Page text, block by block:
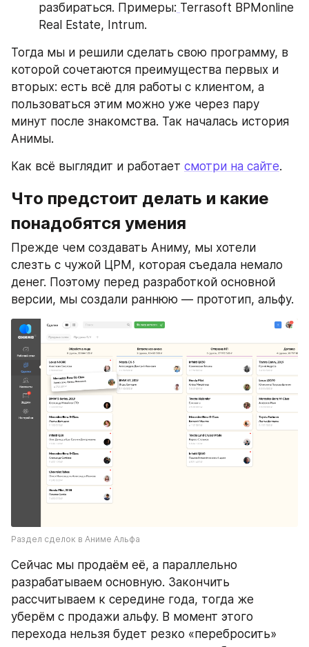
разбираться. Примеры: Terrasoft BPMonline
Real Estate, Intrum.
Тогда мы и решили сделать свою программу, в
которой сочетаются преимущества первых и
вторых: есть всё для работы с клиентом, а
пользоваться этим можно уже через пару
минут после знакомства. Так началась история
Анимы.
Как всё выглядит и работает смотри на сайте.
Что предстоит делать и какие
понадобятся умения
Прежде чем создавать Аниму, мы хотели
слезть с чужой ЦРМ, которая съедала немало
денег. Поэтому перед разработкой основной
версии, мы создали раннюю — прототип, альфу.
Раздел сделок в Аниме Альфа
Сейчас мы продаём её, а параллельно
разрабатываем основную. Закончить
рассчитываем к середине года, тогда же
уберём с продажи альфу. В момент этого
перехода нельзя будет резко «перебросить»